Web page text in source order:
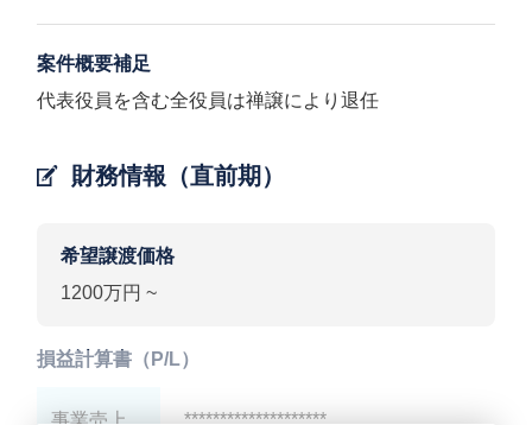
案件概要補足
代表役員を含む全役員は禅譲により退任
財務情報（直前期）
希望譲渡価格
1200万円 ~
損益計算書（P/L）
事業売上 ********************